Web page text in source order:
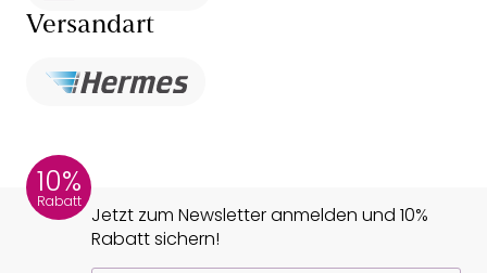
Versandart
10%
Rabatt
Jetzt zum Newsletter anmelden und 10%
Rabatt sichern!